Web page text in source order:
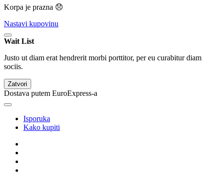
Korpa je prazna 😞
Nastavi kupovinu
Wait List
Justo ut diam erat hendrerit morbi porttitor, per eu curabitur diam
sociis.
Zatvori
Dostava putem EuroExpress-a
Isporuka
Kako kupiti